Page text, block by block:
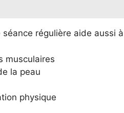
séance régulière aide aussi
musculaires
la peau
physique